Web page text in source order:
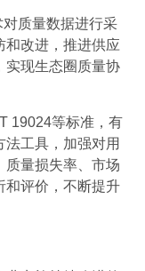
质量数据进行采
和改进，推进供应
实现生态圈质量协
19024等标准，有
工具，加强对用
质量损失率、市场
和评价，不断提升